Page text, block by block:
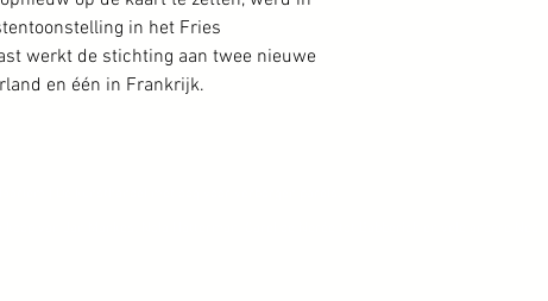
in het Fries
werkt de stichting aan twee nieuwe
en één in Frankrijk.